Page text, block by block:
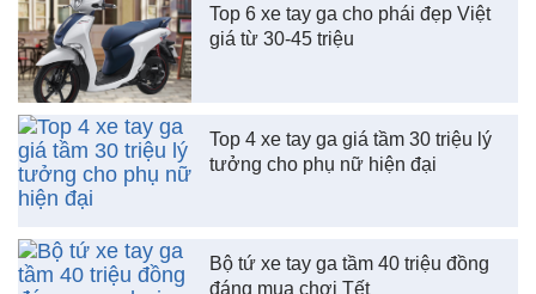
Top 6 xe tay ga cho phái đẹp Việt
giá từ 30-45 triệu
Top 4 xe tay ga giá tầm 30 triệu lý
tưởng cho phụ nữ hiện đại
Bộ tứ xe tay ga tầm 40 triệu đồng
đáng mua chơi Tết